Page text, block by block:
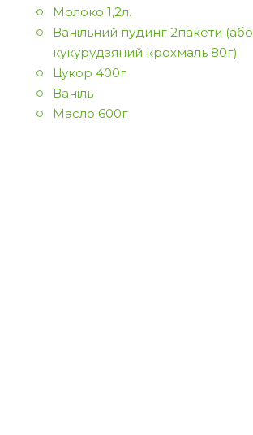
Молоко 1,2л.
Ванільний пудинг 2пакети (або
кукурудзяний крохмаль 80г)
Цукор 400г
Ваніль
Масло 600г